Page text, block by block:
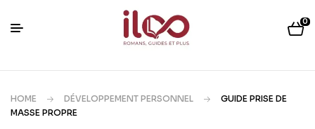
0
HOME DÉVELOPPEMENT PERSONNEL
GUIDE PRISE DE
MASSE PROPRE